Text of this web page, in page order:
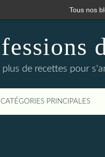
Tous nos
plus de recettes pour
CATÉGORIES PRINCIPALES